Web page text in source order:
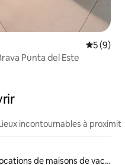
5 (9)
Punta del Este
incontournables à
Locations de maisons de vacances